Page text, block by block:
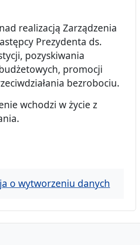
realizacją Zarządzenia
Prezydenta ds.
pozyskiwania
promocji
bezrobociu.
wchodzi w życie z
o wytworzeniu danych